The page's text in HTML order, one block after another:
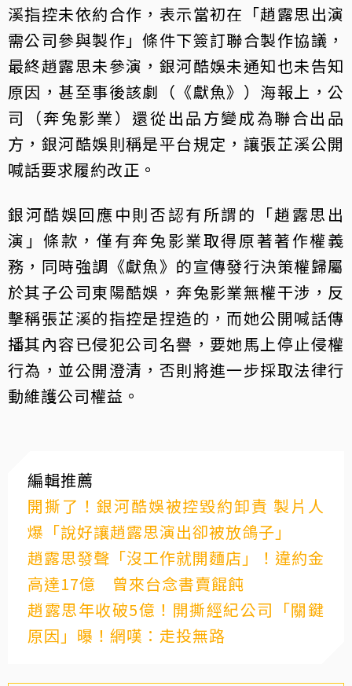
溪指控未依約合作，表示當初在「趙露思出演
需公司參與製作」條件下簽訂聯合製作協議，
最終趙露思未參演，銀河酷娛未通知也未告知
原因，甚至事後該劇（《獻魚》）海報上，公
司（奔兔影業）還從出品方變成為聯合出品
方，銀河酷娛則稱是平台規定，讓張芷溪公開
喊話要求履約改正。
銀河酷娛回應中則否認有所謂的「趙露思出
演」條款，僅有奔兔影業取得原著著作權義
務，同時強調《獻魚》的宣傳發行決策權歸屬
於其子公司東陽酷娛，奔兔影業無權干涉，反
擊稱張芷溪的指控是捏造的，而她公開喊話傳
播其內容已侵犯公司名譽，要她馬上停止侵權
行為，並公開澄清，否則將進一步採取法律行
動維護公司權益。
編輯推薦
開撕了！銀河酷娛被控毀約卸責 製片人
爆「說好讓趙露思演出卻被放鴿子」
趙露思發聲「沒工作就開麵店」！違約金
高達17億 曾來台念書賣餛飩
趙露思年收破5億！開撕經紀公司「關鍵
原因」曝！網嘆：走投無路